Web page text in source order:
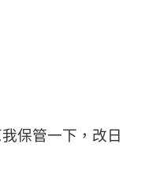
保管一下，改日